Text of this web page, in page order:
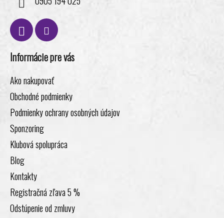
Informácie pre vás
Ako nakupovať
Obchodné podmienky
Podmienky ochrany osobných údajov
Sponzoring
Klubová spolupráca
Blog
Kontakty
Registračná zľava 5 %
Odstúpenie od zmluvy